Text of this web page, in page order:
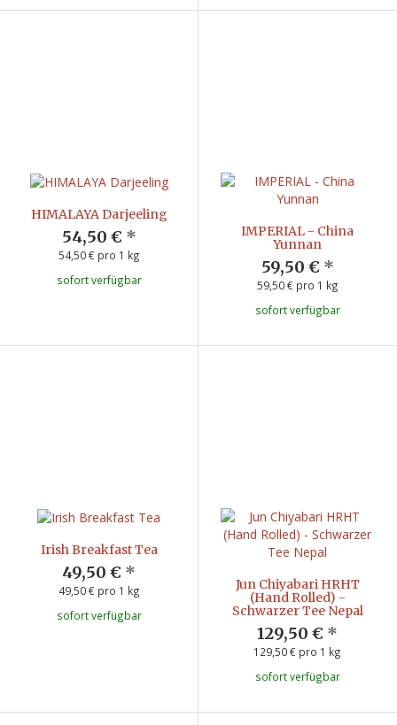
HIMALAYA Darjeeling
54,50 € *
54,50 € pro 1 kg
sofort verfügbar
IMPERIAL - China
Yunnan
59,50 € *
59,50 € pro 1 kg
sofort verfügbar
Irish Breakfast Tea
49,50 € *
49,50 € pro 1 kg
sofort verfügbar
Jun Chiyabari HRHT
(Hand Rolled) -
Schwarzer Tee Nepal
129,50 € *
129,50 € pro 1 kg
sofort verfügbar